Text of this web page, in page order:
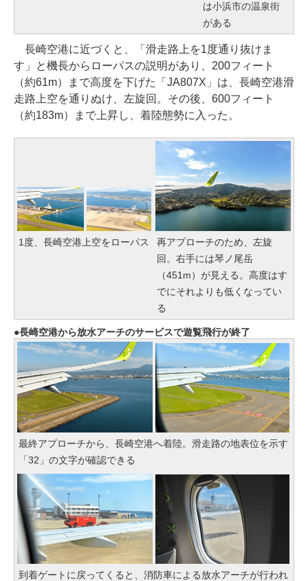
は小浜市の温泉街
がある
長崎空港に近づくと、「滑走路上を1度通り抜けま
す」と機長からローパスの説明があり、200フィート
（約61m）まで高度を下げた「JA807X」は、長崎空港滑
走路上空を通りぬけ、左旋回。その後、600フィート
（約183m）まで上昇し、着陸態勢に入った。
1度、長崎空港上空をローパス
再アプローチのため、左旋
回。右手には琴ノ尾岳
（451m）が見える。高度はす
でにそれよりも低くなってい
る
長崎空港から放水アーチのサービスで遊覧飛行が終了
最終アプローチから、長崎空港へ着陸。滑走路の地表位を示す
「32」の文字が確認できる
到着ゲートに戻ってくると、消防車による放水アーチが行われ